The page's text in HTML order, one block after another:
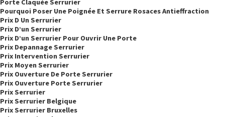
Porte Claquée Serrurier
Pourquoi Poser Une Poignée Et Serrure Rosaces Antieffraction
Prix D Un Serrurier
Prix D’un Serrurier
Prix D’un Serrurier Pour Ouvrir Une Porte
Prix Depannage Serrurier
Prix Intervention Serrurier
Prix Moyen Serrurier
Prix Ouverture De Porte Serrurier
Prix Ouverture Porte Serrurier
Prix Serrurier
Prix Serrurier Belgique
Prix Serrurier Bruxelles